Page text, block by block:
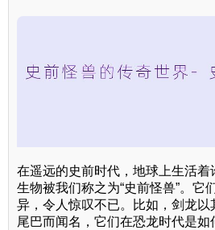
在遥远的史前时代，地球上生活
生物被我们称之为“史前怪兽”。它
异，令人惊叹不已。比如，剑龙以
尾巴而闻名，它们在恐龙时代是